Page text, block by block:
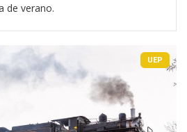
de verano.
UEP